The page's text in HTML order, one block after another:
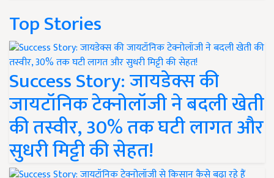
Top Stories
Success Story: जायडेक्स की
जायटॉनिक टेक्नोलॉजी ने बदली खेती
की तस्वीर, 30% तक घटी लागत और
सुधरी मिट्टी की सेहत!